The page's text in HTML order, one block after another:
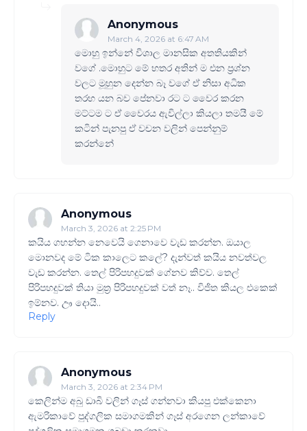
Anonymous
March 4, 2026 at 6:47 AM
මොහු ඉන්නේ විශාල මානසික අතතියකින්
වගේ .මොහුට මේ හතර අතින් ම එන ප්‍රශ්න
වලට මූහුන දෙන්න බෑ වගේ ඒ නිසා අධික
තරහ යන බව පේනවා රට ට වෛර කරන
මට්ටම ට ඒ වෛරය ඇවිල්ලා කියලා තමයී මේ
කටින් පැනපු ඒ වචන වලින් පෙන්නුම්
කරන්නේ
Anonymous
March 3, 2026 at 2:25 PM
කයිය ගහන්න නෙවෙයි ගෙනාවෙ වැඩ කරන්න. ඔයාල
මොනවද මේ ටික කාලෙට කලේ? දැන්වත් කයිය නවත්වල
වැඩ කරන්න. තෙල් පිරිපහදුවක් ගේනව කිව්ව. තෙල්
පිරිපහදුවක් තියා මුත්‍ර පිරිපහදුවක් වත් නෑ.. විජිත කියල එකෙක්
ඉම්නව. ඌ දොයි..
Reply
Anonymous
March 3, 2026 at 2:34 PM
කෙලින්ම අබු ඩාබි වලින් ගෑස් ගන්නවා කියපු එක්කෙනා
ඇමරිකාවේ පුද්ගලික සමාගමකින් ගෑස් අරගෙන ලන්කාවේ